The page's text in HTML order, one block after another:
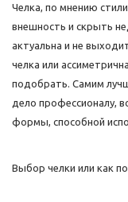
Челка, по мнению
внешность и скрыть
актуальна и не
челка или
подобрать. Самим
дело профессионалу,
формы, способной
Выбор челки или как